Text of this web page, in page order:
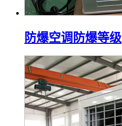
防爆空调防爆等级